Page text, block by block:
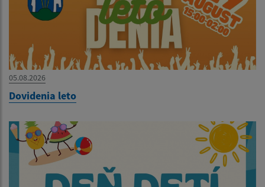
05.08.2026
Dovidenia leto